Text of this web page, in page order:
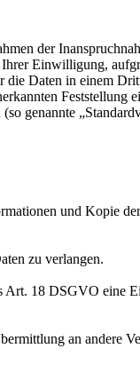
der
Einwilligung,
die Daten in einem
Feststellung
genannte
und Kopie
zu verlangen.
Art. 18 DSGVO eine
an andere